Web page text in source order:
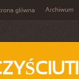
główna Archiwum